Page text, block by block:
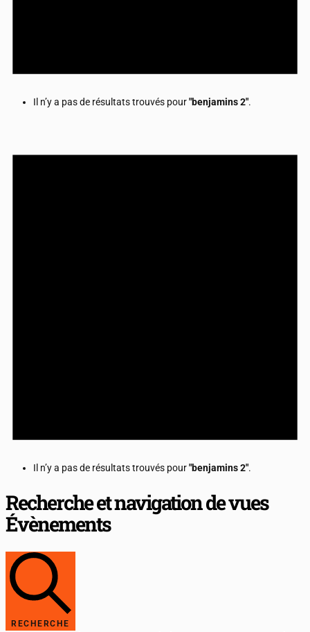
Il n’y a pas de résultats trouvés pour"benjamins 2".
Il n’y a pas de résultats trouvés pour"benjamins 2".
Recherche et navigation de vues
Évènements
RECHERCHE